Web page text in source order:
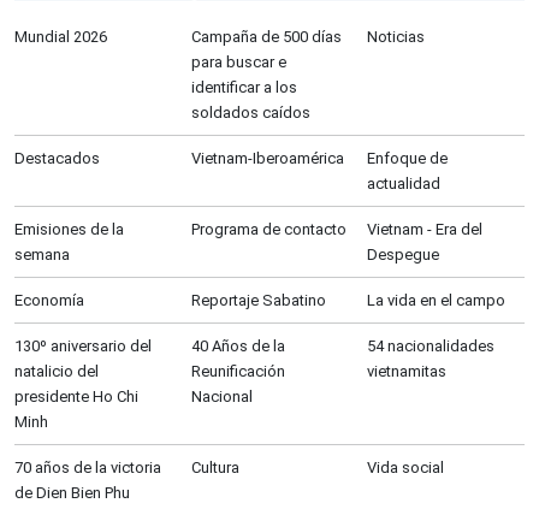
Mundial 2026
Campaña de 500 días
para buscar e
identificar a los
soldados caídos
Noticias
Destacados Vietnam-Iberoamérica
Enfoque de
actualidad
Emisiones de la
semana
Programa de contacto
Vietnam - Era del
Despegue
Economía Reportaje Sabatino La vida en el campo
130º aniversario del
natalicio del
presidente Ho Chi
Minh
40 Años de la
Reunificación
Nacional
54 nacionalidades
vietnamitas
70 años de la victoria
de Dien Bien Phu
Cultura Vida social